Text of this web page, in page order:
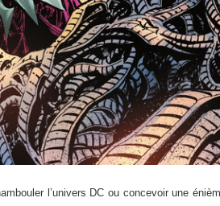
l’univers DC ou concevoir une